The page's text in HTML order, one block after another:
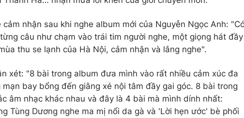
nhận sau khi nghe album mới của Nguyễn Ngọc Anh:
câu như chạm vào trái tim người nghe, một giọng hát đầy
thu se lạnh của Hà Nội, cảm nhận và lắng nghe".
xét: "8 bài trong album đưa mình vào rất nhiều cảm xúc đa
bay bổng đến giằng xé nội tâm đầy gai góc. 8 bài trong
âm nhạc khác nhau và đây là 4 bài mà mình dính nhất:
Tùng Dương nghe ma mị nổi da gà và 'Lời hẹn ước' bè phối